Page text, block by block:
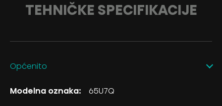
TEHNIČKE SPECIFIKACIJE
Općenito
Modelna oznaka: 65U7Q